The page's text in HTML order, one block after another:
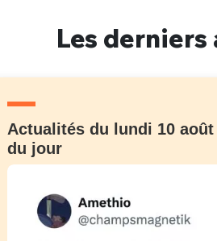
Les
Actualités du lundi 10
du jour
Un